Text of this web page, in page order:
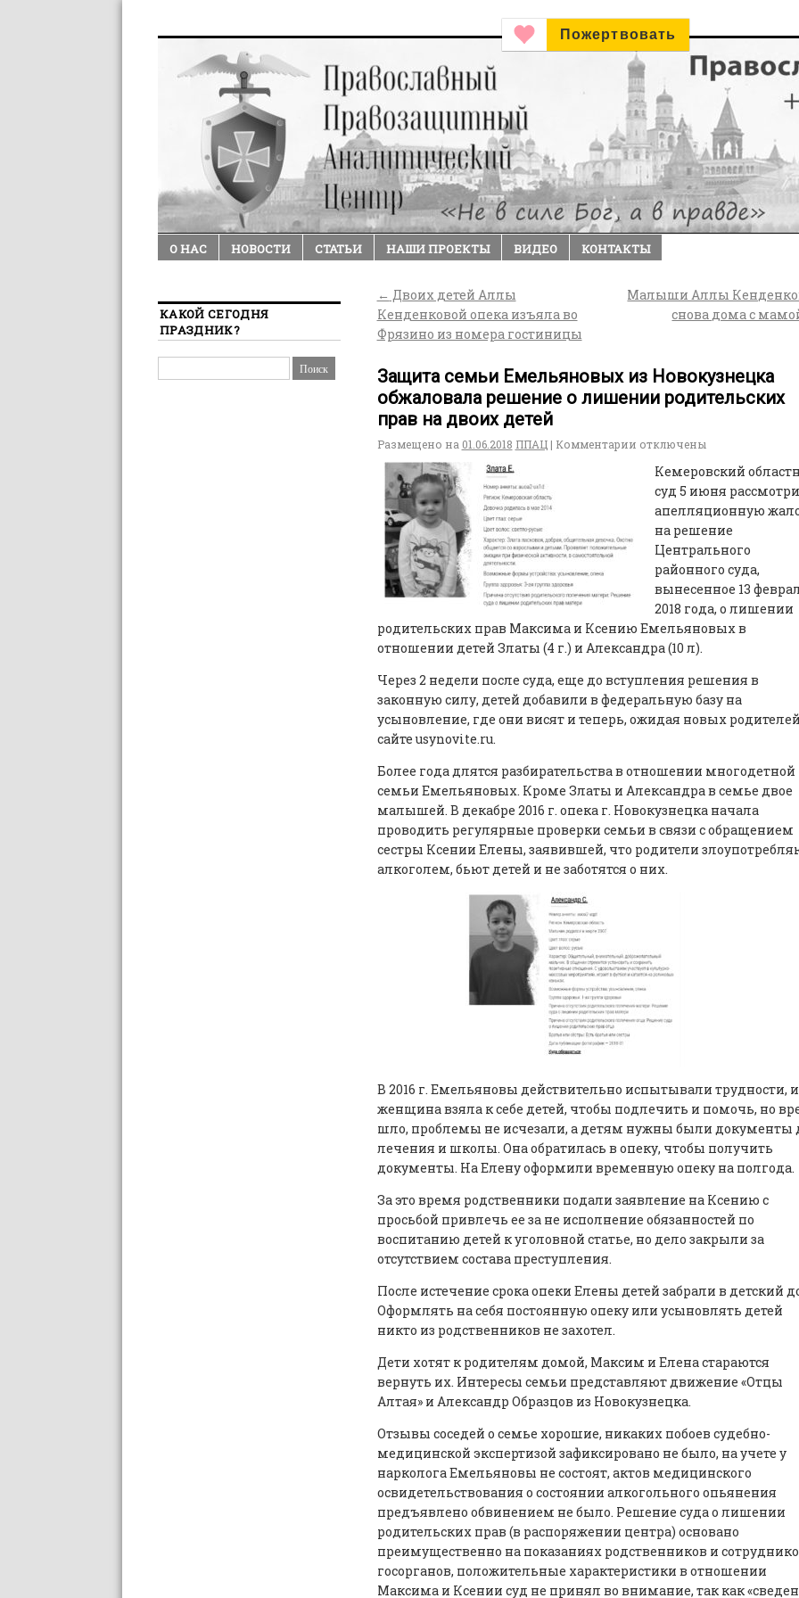
Пожертвовать
О НАС НОВОСТИ СТАТЬИ НАШИ ПРОЕКТЫ ВИДЕО КОНТАКТЫ
← Двоих детей Аллы
Кенденковой опека изъяла во
Фрязино из номера гостиницы
Малыши Аллы
снова дома с
Защита семьи Емельяновых из Новокузнецка
обжаловала решение о лишении родительских
прав на двоих детей
Размещено на 01.06.2018 ППАЦ | Комментарии отключены
Кемеровский
суд 5 июня
апелляционную
на решение
Центрального
районного суда,
вынесенное 13
2018 года, о лишении
родительских прав Максима и Ксению Емельяновых в
отношении детей Златы (4 г.) и Александра (10 л).
Через 2 недели после суда, еще до вступления решения в
законную силу, детей добавили в федеральную базу на
усыновление, где они висят и теперь, ожидая новых
сайте usynovite.ru.
Более года длятся разбирательства в отношении многодетной
семьи Емельяновых. Кроме Златы и Александра в семье двое
малышей. В декабре 2016 г. опека г. Новокузнецка начала
проводить регулярные проверки семьи в связи с обращением
сестры Ксении Елены, заявившей, что родители
алкоголем, бьют детей и не заботятся о них.
В 2016 г. Емельяновы действительно испытывали трудности, и
женщина взяла к себе детей, чтобы подлечить и помочь, но
шло, проблемы не исчезали, а детям нужны были документы
лечения и школы. Она обратилась в опеку, чтобы получить
документы. На Елену оформили временную опеку на полгода.
За это время родственники подали заявление на Ксению с
просьбой привлечь ее за не исполнение обязанностей по
воспитанию детей к уголовной статье, но дело закрыли за
отсутствием состава преступления.
После истечение срока опеки Елены детей забрали в детский
Оформлять на себя постоянную опеку или усыновлять детей
никто из родственников не захотел.
Дети хотят к родителям домой, Максим и Елена стараются
вернуть их. Интересы семьи представляют движение «Отцы
Алтая» и Александр Образцов из Новокузнецка.
Отзывы соседей о семье хорошие, никаких побоев судебно-
медицинской экспертизой зафиксировано не было, на учете у
нарколога Емельяновы не состоят, актов медицинского
освидетельствования о состоянии алкогольного опьянения
предъявлено обвинением не было. Решение суда о лишении
родительских прав (в распоряжении центра) основано
преимущественно на показаниях родственников и
госорганов, положительные характеристики в отношении
Максима и Ксении суд не принял во внимание, так как
КАКОЙ СЕГОДНЯ
ПРАЗДНИК?